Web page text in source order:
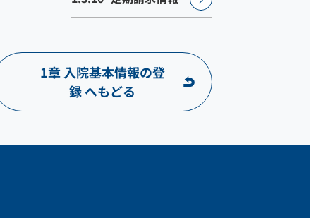
1章 入院基本情報の登
録 へもどる